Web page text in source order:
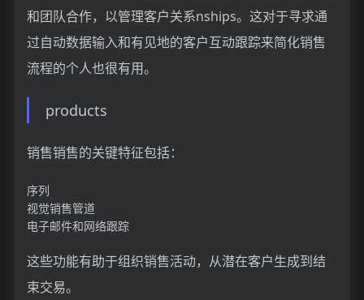
和团队合作，以管理客户关系nships。这对于寻求通
过自动数据输入和有见地的客户互动跟踪来简化销售
流程的个人也很有用。
products
销售销售的关键特征包括：
序列
视觉销售管道
电子邮件和网络跟踪
这些功能有助于组织销售活动，从潜在客户生成到结
束交易。